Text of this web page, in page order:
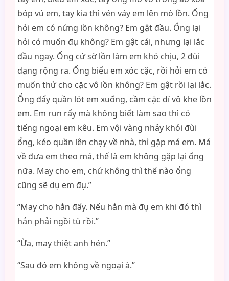
bóp vú em, tay kia thì vén váy em lên mò lồn. Ổng
hỏi em có nứng lồn không? Em gật đầu. Ổng lại
hỏi có muốn đụ không? Em gật cái, nhưng lại lắc
đầu ngay. Ổng cứ sờ lồn làm em khó chịu, 2 đùi
dạng rộng ra. Ổng biểu em xóc cặc, rồi hỏi em có
muốn thử cho cặc vô lồn không? Em gật rồi lại lắc.
Ổng đẩy quần lót em xuống, cầm cặc dí vô khe lồn
em. Em run rẩy mà không biết làm sao thì có
tiếng ngoại em kêu. Em vội vàng nhảy khỏi đùi
ổng, kéo quần lên chạy về nhà, thì gặp má em. Má
về đưa em theo má, thế là em không gặp lại ổng
nữa. May cho em, chứ không thì thế nào ổng
cũng sẽ dụ em đụ.”
“May cho hắn đấy. Nếu hắn mà đụ em khi đó thì
hắn phải ngồi tù rồi.”
“Ừa, may thiệt anh hén.”
“Sau đó em không về ngoại à.”